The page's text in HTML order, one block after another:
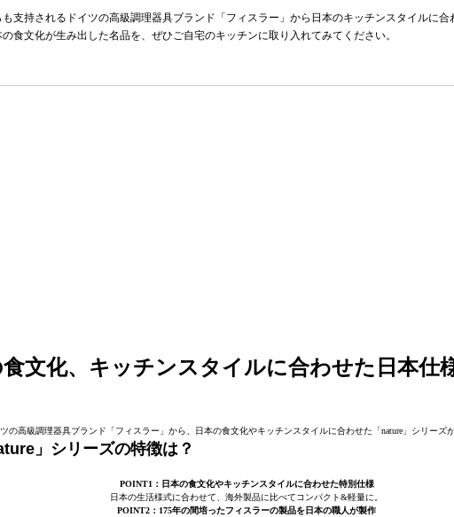
支持されるドイツの高級調理器具ブランド「フィスラー」から日本のキッチンスタイルに
食文化が生み出した名品を、ぜひご自宅のキッチンに取り入れてみてください。
食文化、キッチンスタイルに合わせた日本仕
の高級調理器具ブランド「フィスラー」から、日本の食文化やキッチンスタイルに合わせた「nature」シリー
」シリーズの特徴は？
POINT1：日本の食文化やキッチンスタイルに合わせた特別仕様
日本の生活様式に合わせて、海外製品に比べてコンパクト&軽量に。
POINT2：175年の間培ったフィスラーの製品を日本の職人が製作